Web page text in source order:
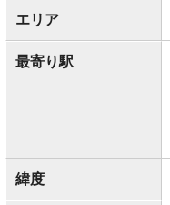
エリア
最寄り駅
緯度